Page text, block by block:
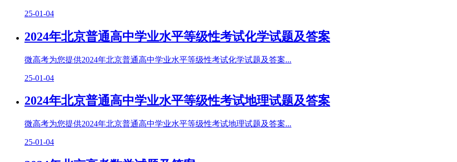
25-01-04
2024年北京普通高中学业水平等级性考试化学试题及答案
微高考为您提供2024年北京普通高中学业水平等级性考试化学试题及答案...
25-01-04
2024年北京普通高中学业水平等级性考试地理试题及答案
微高考为您提供2024年北京普通高中学业水平等级性考试地理试题及答案...
25-01-04